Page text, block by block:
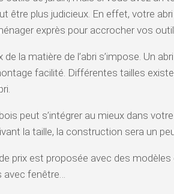
être plus judicieux. En effet, votre
exprès pour accrocher vos
la matière de l’abri s’impose. Un
facilité. Différentes tailles
peut s’intégrer au mieux dans
la taille, la construction sera un
prix est proposée avec des
avec fenêtre…